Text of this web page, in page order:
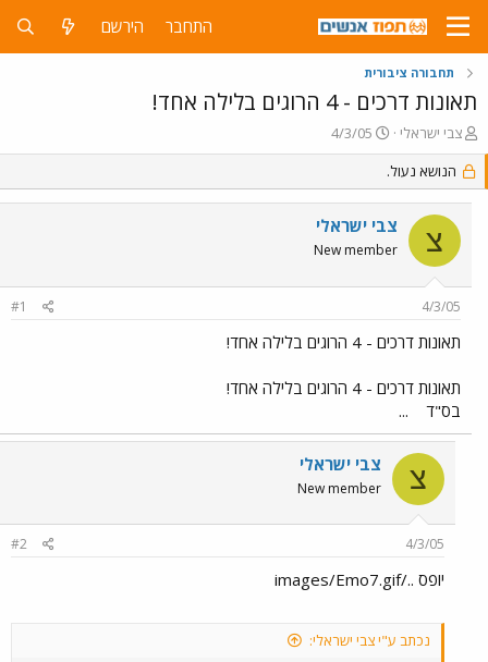
התחבר הירשם
תחבורה ציבורית
תאונות דרכים - 4 הרוגים בלילה אחד!
פ
ו
ת
ח
נ
ו
א
צבי ישראלי
פ
ו
ס
ב
ת
ר
4/3/05
הנושא נעול.
צ צבי ישראלי
New member
4/3/05
#1
תאונות דרכים - 4 הרוגים בלילה אחד!
תאונות דרכים - 4 הרוגים בלילה אחד!
בס"ד
...
צ צבי ישראלי
New member
4/3/05
#2
יופס ../images/Emo7.gif
נכתב ע"י צבי ישראלי: